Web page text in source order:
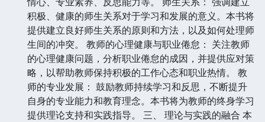
积极、健康的师生关系对于学习和发展的意义。本书将
提供建立良好师生关系的原则和方法，以及如何处理师
生间的冲突。 教师的心理健康与职业倦怠： 关注教师
的心理健康问题，分析职业倦怠的成因，并提供应对策
略，以帮助教师保持积极的工作心态和职业热情。 教
师的专业发展： 鼓励教师持续学习和反思，不断提升
自身的专业能力和教育理念。本书将为教师的终身学习
提供理论支持和实践指导。 三、 理论与实践的融合 本